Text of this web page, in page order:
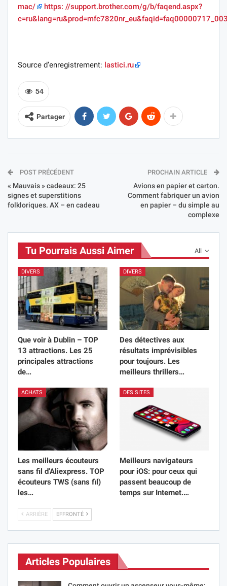
mac/
https: //support.brother.com/g/b/faqend.aspx?
Source d’enregistrement: lastici.ru
54
Partager
POST PRÉCÉDENT
« Mauvais » cadeaux: 25
signes et superstitions
folkloriques. AX – en cadeau
PROCHAIN ARTICLE
Avions en papier et carton.
Comment fabriquer un avion
en papier – du simple au
complexe
All
Tu Pourrais Aussi Aimer
DIVERS
Que voir à Dublin – TOP
13 attractions. Les 25
principales attractions
de…
DIVERS
Des détectives aux
résultats imprévisibles
pour toujours. Les
meilleurs thrillers…
ACHATS
Les meilleurs écouteurs
sans fil d’Aliexpress. TOP
écouteurs TWS (sans fil)
les…
DES SITES
Meilleurs navigateurs
pour iOS: pour ceux qui
passent beaucoup de
temps sur Internet.…
ARRIÈRE EFFRONTÉ
Articles Populaires